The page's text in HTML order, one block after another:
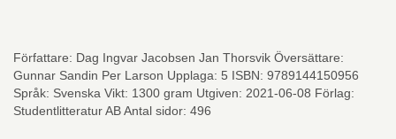
Författare: Dag Ingvar Jacobsen Jan Thorsvik Översättare:
Gunnar Sandin Per Larson Upplaga: 5 ISBN: 9789144150956
Språk: Svenska Vikt: 1300 gram Utgiven: 2021-06-08 Förlag:
Studentlitteratur AB Antal sidor: 496